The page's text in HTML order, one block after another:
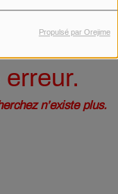
Propulsé par Orejime
n’existe plus.